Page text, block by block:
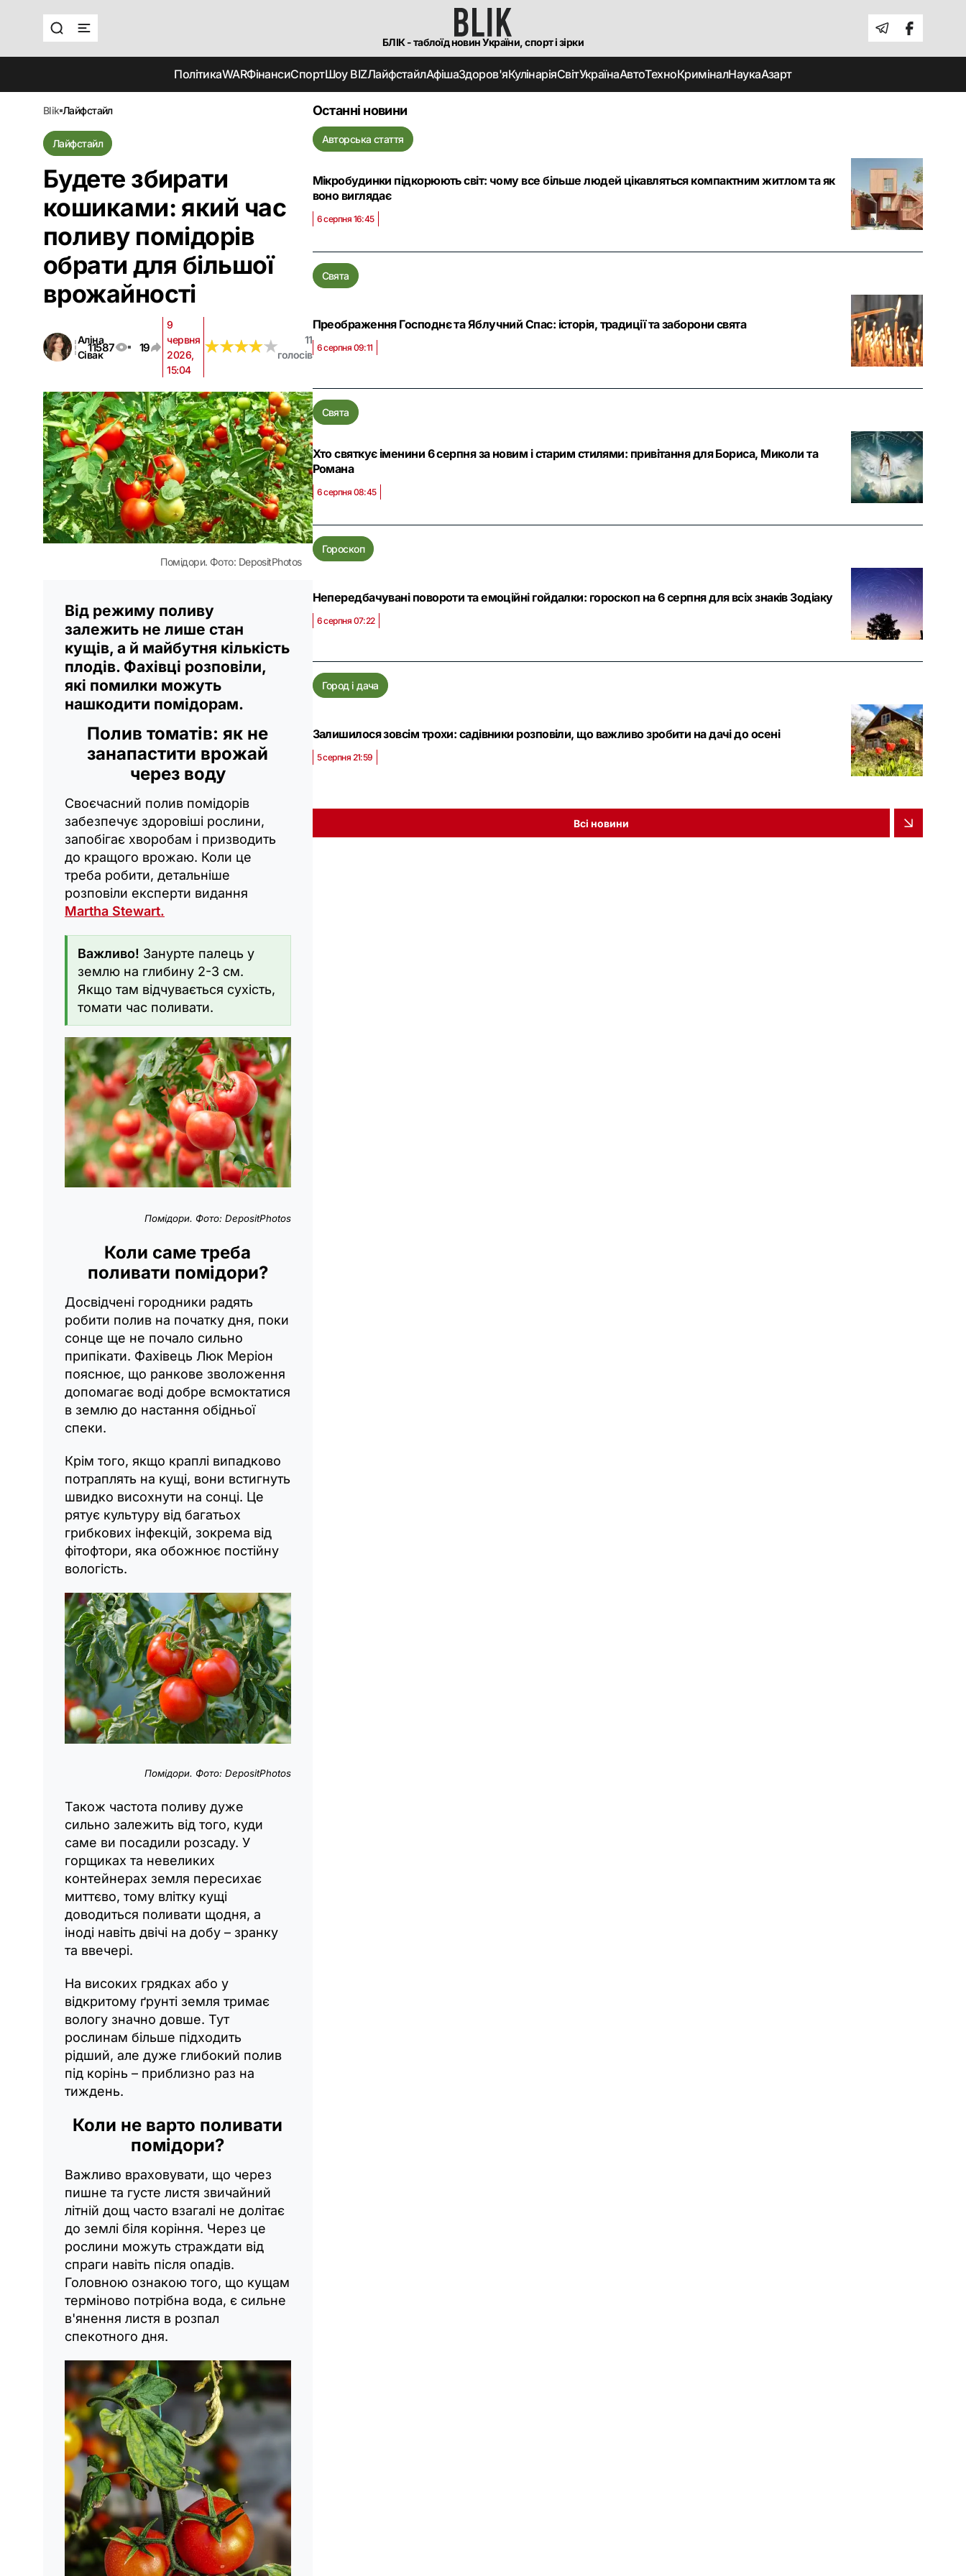
БЛІК - таблоїд новин України, спорт і зірки
ПолітикаWARФінансиСпортШоу BIZЛайфстайлАфішаЗдоров'яКулінаріяСвітУкраїнаАвтоТехноКриміналНаукаАзарт
blik лайфстайл
Лайфстайл
Будете збирати
кошиками: який час
поливу помідорів
обрати для більшої
врожайності
Аліна
Сівак
11587 19
9
червня
2026,
15:04
★★★★★
★★★★★
11
голосів
Помідори. Фото: DepositPhotos
Від режиму поливу
залежить не лише стан
кущів, а й майбутня кількість
плодів. Фахівці розповіли,
які помилки можуть
нашкодити помідорам.
Полив томатів: як не
занапастити врожай
через воду
Своєчасний полив помідорів
забезпечує здоровіші рослини,
запобігає хворобам і призводить
до кращого врожаю. Коли це
треба робити, детальніше
розповіли експерти видання
Martha Stewart.
Важливо! Занурте палець у
землю на глибину 2-3 см.
Якщо там відчувається сухість,
томати час поливати.
Помідори. Фото: DepositPhotos
Коли саме треба
поливати помідори?
Досвідчені городники радять
робити полив на початку дня, поки
сонце ще не почало сильно
припікати. Фахівець Люк Меріон
пояснює, що ранкове зволоження
допомагає воді добре всмоктатися
в землю до настання обідньої
спеки.
Крім того, якщо краплі випадково
потраплять на кущі, вони встигнуть
швидко висохнути на сонці. Це
рятує культуру від багатьох
грибкових інфекцій, зокрема від
фітофтори, яка обожнює постійну
вологість.
Помідори. Фото: DepositPhotos
Також частота поливу дуже
сильно залежить від того, куди
саме ви посадили розсаду. У
горщиках та невеликих
контейнерах земля пересихає
миттєво, тому влітку кущі
доводиться поливати щодня, а
іноді навіть двічі на добу – зранку
та ввечері.
На високих грядках або у
відкритому ґрунті земля тримає
вологу значно довше. Тут
рослинам більше підходить
рідший, але дуже глибокий полив
під корінь – приблизно раз на
тиждень.
Коли не варто поливати
помідори?
Важливо враховувати, що через
пишне та густе листя звичайний
літній дощ часто взагалі не долітає
до землі біля коріння. Через це
рослини можуть страждати від
спраги навіть після опадів.
Головною ознакою того, що кущам
терміново потрібна вода, є сильне
в'янення листя в розпал
спекотного дня.
Останні новини
Авторська стаття
Мікробудинки підкорюють світ: чому все більше людей цікавляться компактним житлом та як
воно виглядає
6 серпня 16:45
Свята
Преображення Господнє та Яблучний Спас: історія, традиції та заборони свята
6 серпня 09:11
Свята
Хто святкує іменини 6 серпня за новим і старим стилями: привітання для Бориса, Миколи та
Романа
6 серпня 08:45
Гороскоп
Непередбачувані повороти та емоційні гойдалки: гороскоп на 6 серпня для всіх знаків Зодіаку
6 серпня 07:22
Город і дача
Залишилося зовсім трохи: садівники розповіли, що важливо зробити на дачі до осені
5 серпня 21:59
Всі новини